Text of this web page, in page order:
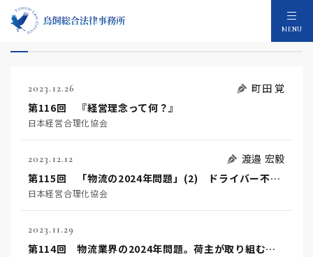
MENU
企業法務のメディア：111件
2023.12.26
町田 覚
第116回 『経営理念って何？』
日本経営合理化協会
2023.12.12
渡邉 宏毅
第115回 「物流の2024年問題」(2) ドライバー不足による影響は？
日本経営合理化協会
2023.11.29
第114回 物流業界の2024年問題。荷主が取り組むべきことは？